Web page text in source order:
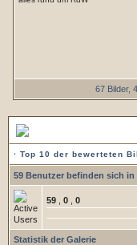
67 Bilder,
· Top 10 der bewerteten
59 Benutzer befinden sich in
59, 0, 0
Statistik der Galerie